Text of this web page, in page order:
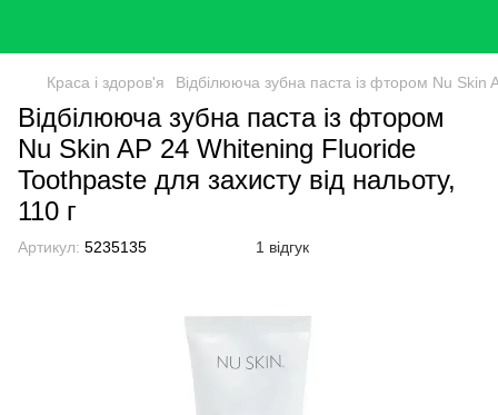
Краса і здоров'я Відбілююча зубна паста із фтором Nu Skin
Відбілююча зубна паста із фтором
Nu Skin AP 24 Whitening Fluoride
Toothpaste для захисту від нальоту,
110 г
Артикул: 5235135 1 відгук